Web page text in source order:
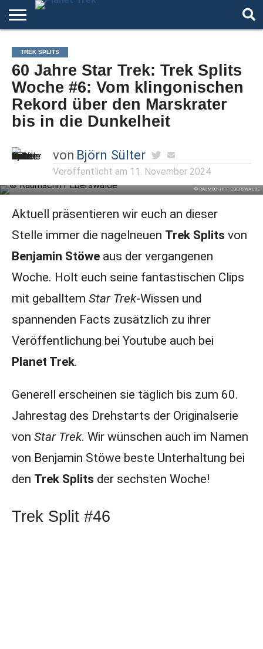
DER
PODCAST
ÜBER
STAR
TREK
ARTIKEL
ANDERE
WELTEN
AUTOREN
NIGHT
MODE
TREK SPLITS
60 Jahre Star Trek: Trek Splits
Woche #6: Vom klingonischen
Rekord über den Marskrater
bis in die Dunkelheit
von Björn Sülter
Veröffentlicht am 11. November 2024
© RAUMSCHIFF EBERSWALDE
Aktuell präsentieren wir euch an dieser
Stelle immer die nagelneuen Trek Splits von
Benjamin Stöweaus der vergangenen
Woche. Holt euch seine fantastischen Clips
mit geballtem Star Trek-Wissen und
spannenden Facts zusätzlich zu ihrer
Veröffentlichung bei Youtube auch bei
Planet Trek.
Generell erscheinen sie täglich bis zum 60.
Jahrestag des Drehstarts der Originalserie
von Star Trek. Wir wünschen auch im Namen
von Benjamin Stöwe beste Unterhaltung bei
den Trek Splits der sechsten Woche!
Trek Split #46